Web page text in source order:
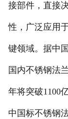
接部件，直接
性，广泛应用
键领域。据中
国内不锈钢法
年将突破1100
中国标不锈钢